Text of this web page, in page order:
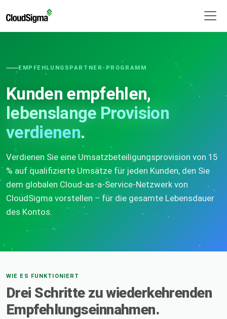
EMPFEHLUNGSPARTNER-PROGRAMM
Kunden empfehlen,
lebenslange Provision
verdienen.
Verdienen Sie eine Umsatzbeteiligungsprovision von 15
% auf qualifizierte Umsätze für jeden Kunden, den Sie
dem globalen Cloud-as-a-Service-Netzwerk von
CloudSigma vorstellen – für die gesamte Lebensdauer
des Kontos.
WIE ES FUNKTIONIERT
Drei Schritte zu wiederkehrenden
Empfehlungseinnahmen.